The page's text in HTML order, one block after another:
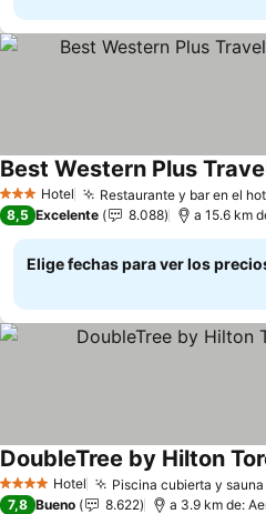
3 Estrellas
Hotel Restaurante y bar en el
8,5 Excelente 8.088 a 15.6 km
Elige fechas para ver los
4 EstrellasHotel Piscina cubierta y
DoubleTree by Hilton
7,8 Bueno 8.622